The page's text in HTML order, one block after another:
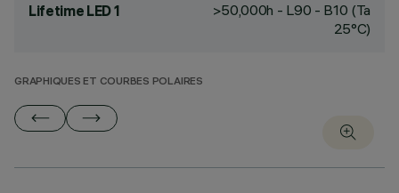
Lifetime LED 1
>50,000h - L90 - B10 (Ta
25°C)
GRAPHIQUES ET COURBES POLAIRES